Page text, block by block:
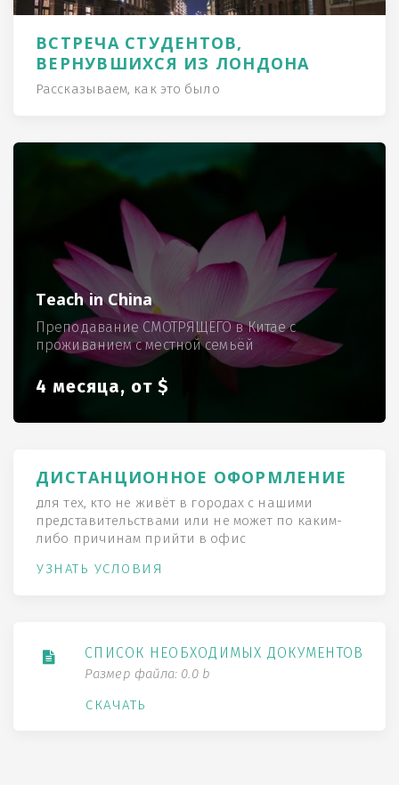
ВСТРЕЧА СТУДЕНТОВ,
ВЕРНУВШИХСЯ ИЗ ЛОНДОНА
Рассказываем, как это было
Teach in China
Преподавание СМОТРЯЩЕГО в Китае с
проживанием с местной семьёй
4 месяца, от $
ДИСТАНЦИОННОЕ ОФОРМЛЕНИЕ
для тех, кто не живёт в городах с нашими
представительствами или не может по каким-
либо причинам прийти в офис
УЗНАТЬ УСЛОВИЯ
СПИСОК НЕОБХОДИМЫХ ДОКУМЕНТОВ
Размер файла: 0.0 b
СКАЧАТЬ